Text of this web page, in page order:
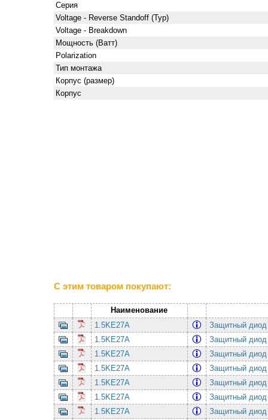
Серия
Voltage - Reverse Standoff (Typ)
Voltage - Breakdown
Мощность (Ватт)
Polarization
Тип монтажа
Корпус (размер)
Корпус
С этим товаром покупают:
Наименование
1.5KE27A
Защитный
1.5KE27A
Защитный
1.5KE27A
Защитный
1.5KE27A
Защитный
1.5KE27A
Защитный
1.5KE27A
Защитный
1.5KE27A
Защитный